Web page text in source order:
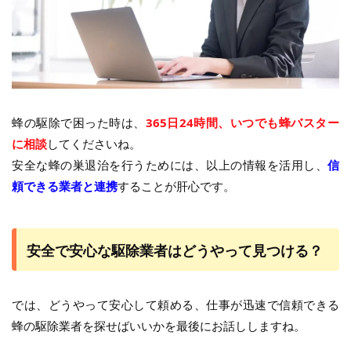
蜂の駆除で困った時は、 365日24時間、いつでも蜂バスター
に相談してくださいね。
安全な蜂の巣退治を行うためには、以上の情報を活用し、 信
頼できる業者と連携することが肝心です。
安全で安心な駆除業者はどうやって見つける？
では、どうやって安心して頼める、仕事が迅速で信頼できる
蜂の駆除業者を探せばいいかを最後にお話ししますね。